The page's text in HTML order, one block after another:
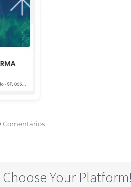
Comentários
Your Platform!